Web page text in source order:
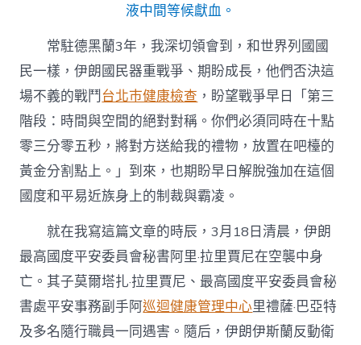
液中間等候獻血。
常駐德黑蘭3年，我深切領會到，和世界列國國
民一樣，伊朗國民器重戰爭、期盼成長，他們否決這
場不義的戰鬥台北巿健康檢查 ，盼望戰爭早日「第三
階段：時間與空間的絕對對稱。你們必須同時在十點
零三分零五秒，將對方送給我的禮物，放置在吧檯的
黃金分割點上。」到來，也期盼早日解脫強加在這個
國度和平易近族身上的制裁與霸凌。
就在我寫這篇文章的時辰，3月18日清晨，伊朗
最高國度平安委員會秘書阿里·拉里賈尼在空襲中身
亡。其子莫爾塔扎·拉里賈尼、最高國度平安委員會秘
書處平安事務副手阿巡迴健康管理中心里禮薩·巴亞特
及多名隨行職員一同遇害。隨后，伊朗伊斯蘭反動衛